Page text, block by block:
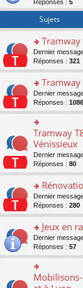
er
s
s
a
g
e
o
n
lu
le
u
s
ré
c
nt
Réponses : 5
Sujets
o
n
s
ult
er
le
m
e
s
a
g
e
n
lu
le
pl
u
s
ré
nt
Tramway
Dernier
Réponses : 321
o
n
s
ult
er
le
m
e
s
s
a
g
e
n
lu
le
pl
u
s
ré
Tramway
Dernier
Réponses : 1086
o
n
ult
er
le
m
e
s
s
a
g
e
n
o
n
lu
Tramway
Vénissieux
Dernier
Réponses : 80
o
n
s
ult
er
le
m
e
s
s
Dernier
Réponses : 280
o
n
s
ult
er
le
Jeux en
Dernier
Réponses : 57
o
n